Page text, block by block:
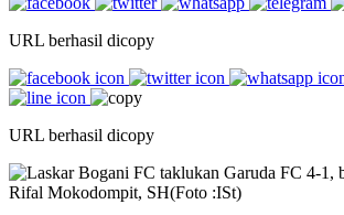
URL berhasil dicopy
URL berhasil dicopy